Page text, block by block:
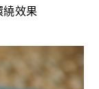
效果